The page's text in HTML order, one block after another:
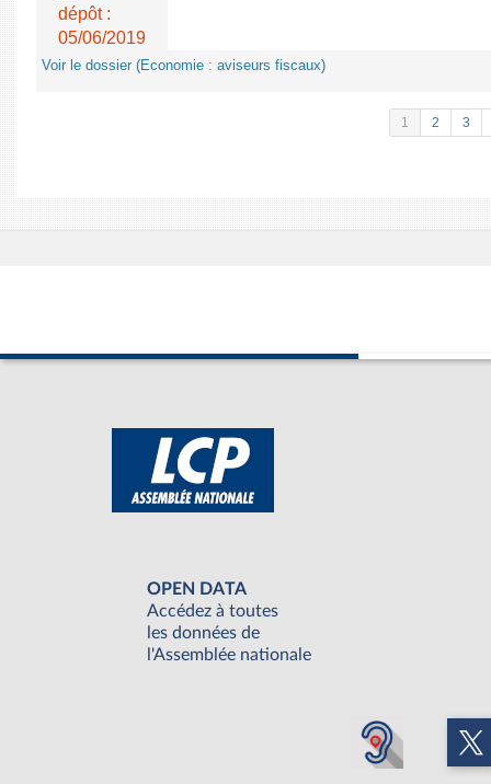
dépôt :
05/06/2019
Voir le dossier (Economie : aviseurs fiscaux)
1 2 3
OPEN DATA
Accédez à toutes
les données de
l'Assemblée nationale